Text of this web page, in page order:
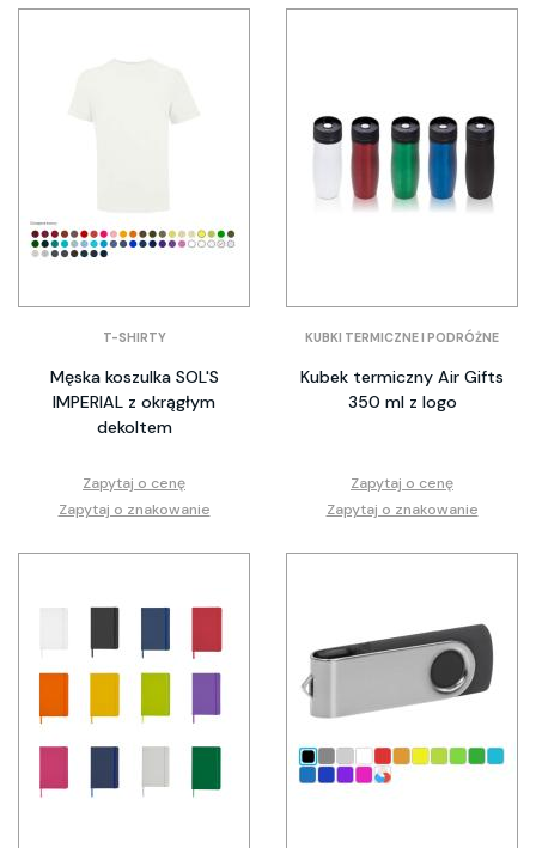
T-SHIRTY
Męska koszulka SOL'S
IMPERIAL z okrągłym
dekoltem
Zapytaj o cenę
Zapytaj o znakowanie
KUBKI TERMICZNE I PODRÓŻNE
Kubek termiczny Air Gifts
350 ml z logo
Zapytaj o cenę
Zapytaj o znakowanie